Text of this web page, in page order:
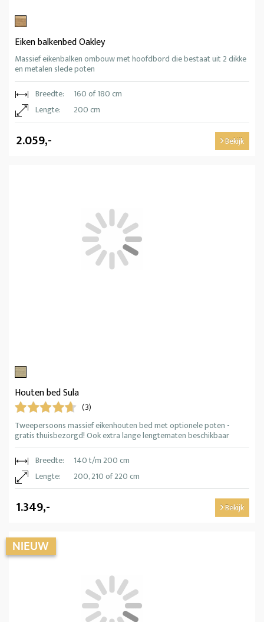
Eiken balkenbed Oakley
Massief eikenbalken ombouw met hoofdbord die bestaat uit 2 dikke
en metalen slede poten
Breedte:
160 of 180 cm
Lengte:
200 cm
2.059,- Bekijk
Houten bed Sula
(3)
Tweepersoons massief eikenhouten bed met optionele poten -
gratis thuisbezorgd! Ook extra lange lengtematen beschikbaar
Breedte:
140 t/m 200 cm
Lengte:
200, 210 of 220 cm
1.349,- Bekijk